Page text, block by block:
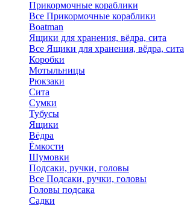
Прикормочные кораблики
Все Прикормочные кораблики
Boatman
Ящики для хранения, вёдра, сита
Все Ящики для хранения, вёдра, сита
Коробки
Мотыльницы
Рюкзаки
Сита
Сумки
Тубусы
Ящики
Вёдра
Ёмкости
Шумовки
Подсаки, ручки, головы
Все Подсаки, ручки, головы
Головы подсака
Садки